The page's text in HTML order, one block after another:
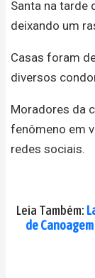
Santa na tarde
deixando um
Casas foram
diversos
Moradores da
fenômeno em
redes sociais.
Leia Também:
de